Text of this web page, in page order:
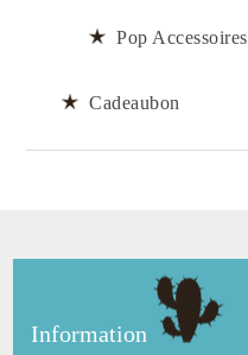
Pop Accessoires
Cadeaubon
Information